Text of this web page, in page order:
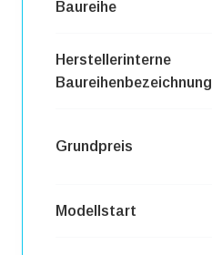
Baureihe
Herstellerinterne
Baureihenbezeichnung
Grundpreis
Modellstart